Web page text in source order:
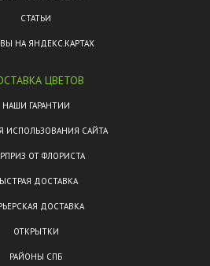
СТАТЬИ
НА ЯНДЕКС.КАРТАХ
ЦВЕТОВ
НАШИ ГАРАНТИИ
ИСПОЛЬЗОВАНИЯ САЙТА
ОТ ФЛОРИСТА
ДОСТАВКА
ДОСТАВКА
ОТКРЫТКИ
РАЙОНЫ СПБ